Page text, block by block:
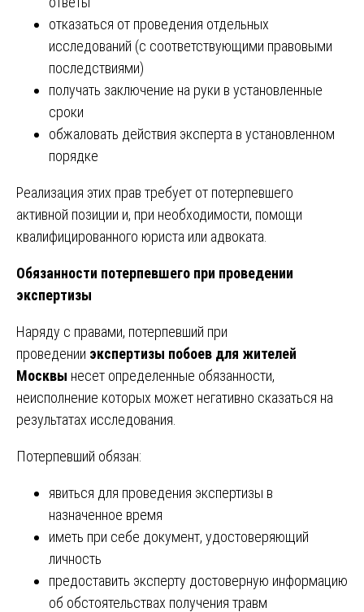
отказаться от проведения отдельных
исследований (с соответствующими правовыми
последствиями)
получать заключение на руки в установленные
сроки
обжаловать действия эксперта в установленном
порядке
Реализация этих прав требует от потерпевшего
активной позиции и, при необходимости, помощи
квалифицированного юриста или адвоката.
Обязанности потерпевшего при проведении
экспертизы
Наряду с правами, потерпевший при
проведении экспертизы побоев для жителей
Москвы несет определенные обязанности,
неисполнение которых может негативно сказаться на
результатах исследования.
Потерпевший обязан:
явиться для проведения экспертизы в
назначенное время
иметь при себе документ, удостоверяющий
личность
предоставить эксперту достоверную информацию
об обстоятельствах получения травм